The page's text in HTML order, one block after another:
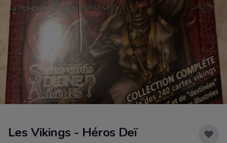
Les Vikings - Héros Deï